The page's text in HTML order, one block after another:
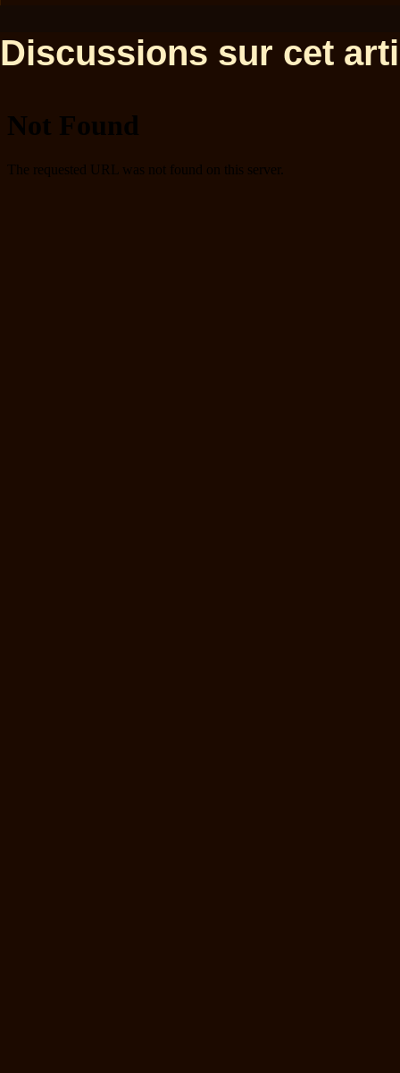
Discussions sur cet